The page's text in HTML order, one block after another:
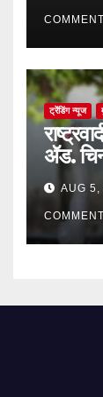
ट्रेंडिंग न्यूज
ॲड.
AUG 5,